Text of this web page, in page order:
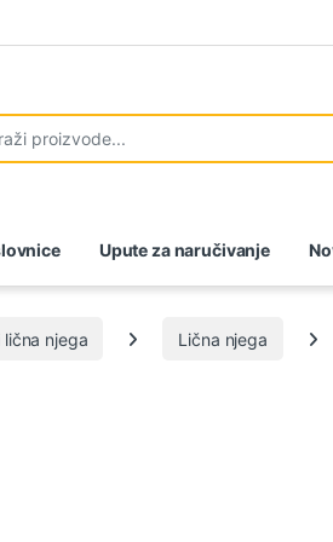
Upute za naručivanje
lična njega Lična njega